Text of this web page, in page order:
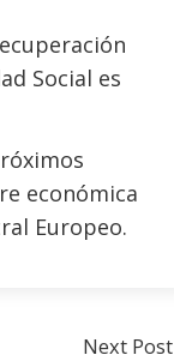
Social es
económica
Europeo.
Next Post